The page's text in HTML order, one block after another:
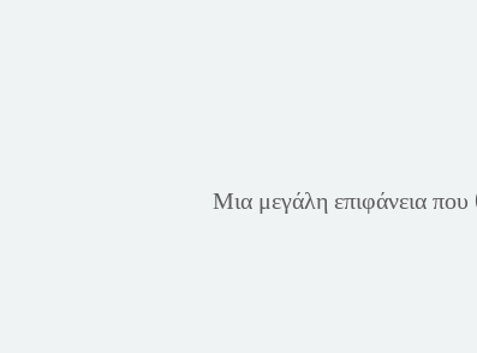
Μια μεγάλη επιφάνεια